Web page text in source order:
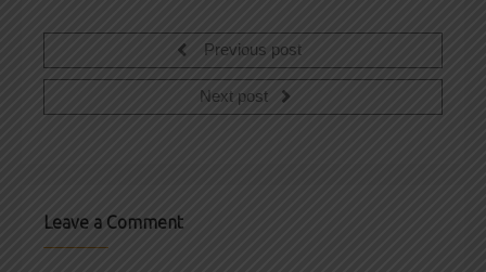
Previous post
Next post
Leave a Comment